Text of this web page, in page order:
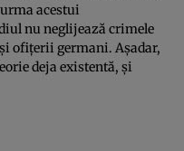
acestui
nu neglijează crimele
ofiţerii germani. Aşadar,
deja existentă, şi